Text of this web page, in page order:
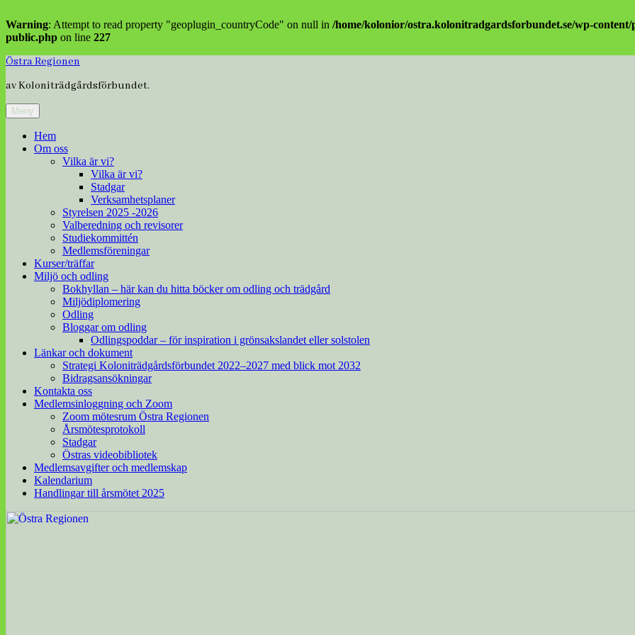
Warning: Attempt to read property "geoplugin_countryCode" on null in /home/kolonior/ostra.kolonitradgardsforbundet.se/wp-
public.php on line 227
Hoppa
innehåll
Östra Regionen
av Koloniträdgårdsförbundet.
Meny
Hem
Om oss
Vilka är vi?
Vilka är vi?
Stadgar
Verksamhetsplaner
Styrelsen 2025 -2026
Valberedning och revisorer
Studiekommittén
Medlemsföreningar
Kurser/träffar
Miljö och odling
Bokhyllan – här kan du hitta böcker om odling och trädgård
Miljödiplomering
Odling
Bloggar om odling
Odlingspoddar – för inspiration i grönsakslandet eller solstolen
Länkar och dokument
Strategi Koloniträdgårdsförbundet 2022–2027 med blick mot 2032
Bidragsansökningar
Kontakta oss
Medlemsinloggning och Zoom
Zoom mötesrum Östra Regionen
Årsmötesprotokoll
Stadgar
Östras videobibliotek
Medlemsavgifter och medlemskap
Kalendarium
Handlingar till årsmötet 2025